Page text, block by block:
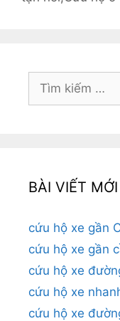
Tìm
kiếm
BÀI VIẾT MỚI
cứu hộ xe gần
cứu hộ xe gần
cứu hộ xe
cứu hộ xe
cứu hộ xe